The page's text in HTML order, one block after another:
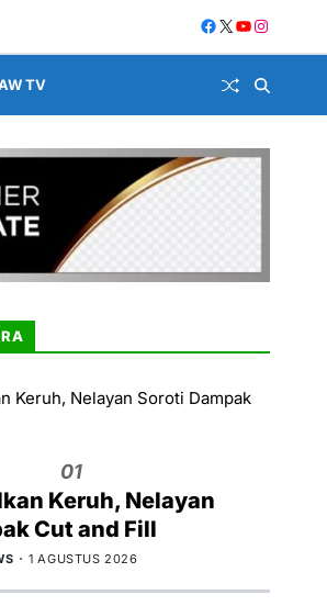
TV
01
Keruh, Nelayan
Cut and Fill
1 AGUSTUS 2026